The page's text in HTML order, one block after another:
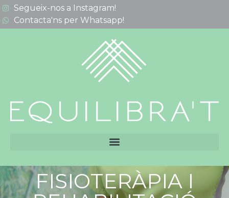
Segueix-nos a Instagram!
Contacta'ns per Whatsapp!
FISIOTERÀPIA I